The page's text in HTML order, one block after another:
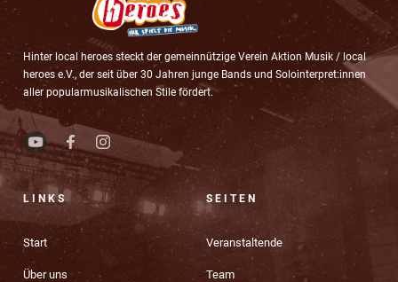
Hinter local heroes steckt der gemeinnützige Verein Aktion Musik / local
heroes e.V., der seit über 30 Jahren junge Bands und Solointerpret:innen
aller popularmusikalischen Stile fördert.
LINKS
Start
Über uns
SEITEN
Veranstaltende
Team